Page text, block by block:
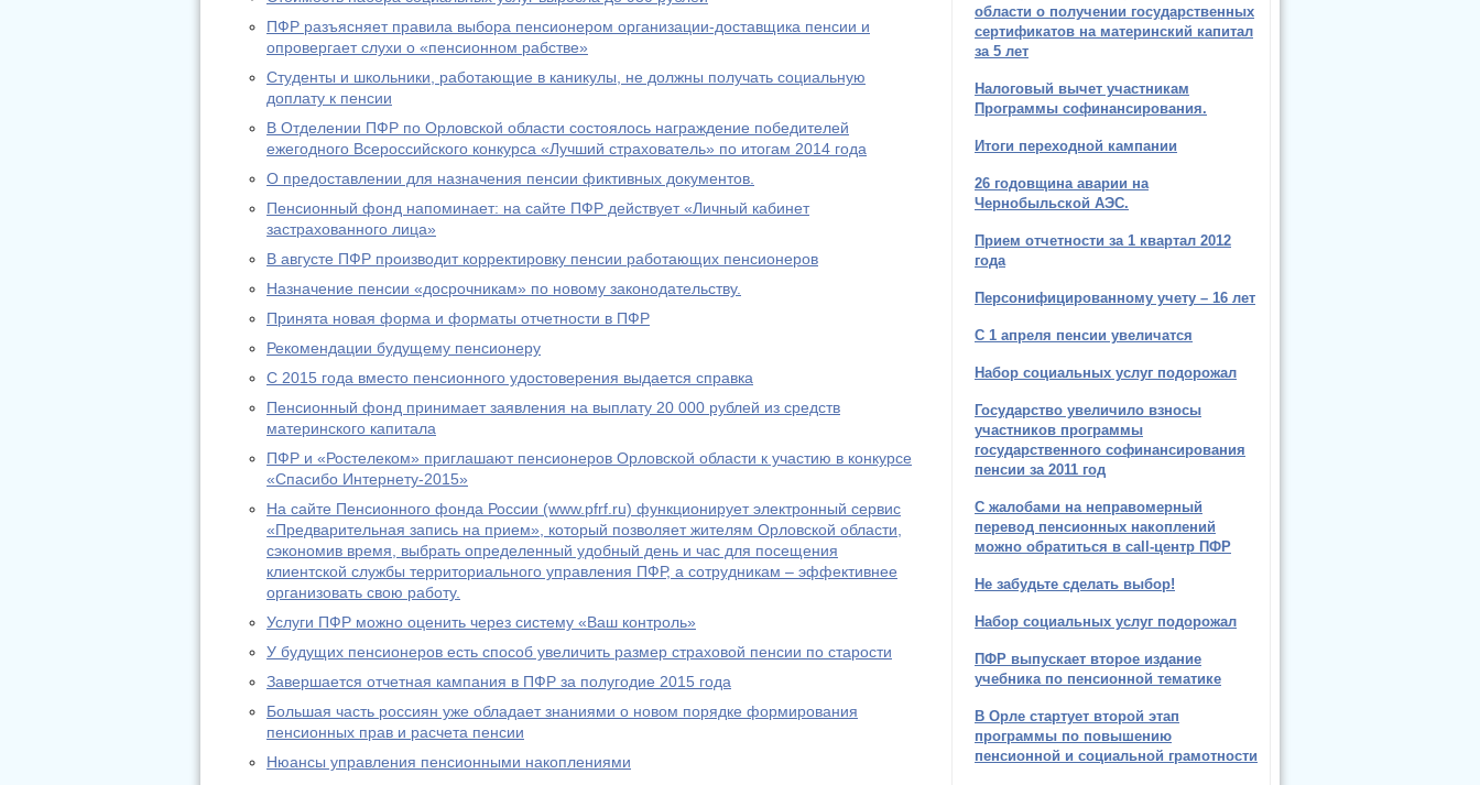
ПФР разъясняет правила выбора пенсионером организации-доставщика пенсии и
опровергает слухи о «пенсионном рабстве»
Студенты и школьники, работающие в каникулы, не должны получать социальную
доплату к пенсии
В Отделении ПФР по Орловской области состоялось награждение победителей
ежегодного Всероссийского конкурса «Лучший страхователь» по итогам 2014 года
О предоставлении для назначения пенсии фиктивных документов.
Пенсионный фонд напоминает: на сайте ПФР действует «Личный кабинет
застрахованного лица»
В августе ПФР производит корректировку пенсии работающих пенсионеров
Назначение пенсии «досрочникам» по новому законодательству.
Принята новая форма и форматы отчетности в ПФР
Рекомендации будущему пенсионеру
С 2015 года вместо пенсионного удостоверения выдается справка
Пенсионный фонд принимает заявления на выплату 20 000 рублей из средств
материнского капитала
ПФР и «Ростелеком» приглашают пенсионеров Орловской области к участию в конкурсе
«Спасибо Интернету-2015»
На сайте Пенсионного фонда России (www.pfrf.ru) функционирует электронный сервис
«Предварительная запись на прием», который позволяет жителям Орловской области,
сэкономив время, выбрать определенный удобный день и час для посещения
клиентской службы территориального управления ПФР, а сотрудникам – эффективнее
организовать свою работу.
Услуги ПФР можно оценить через систему «Ваш контроль»
У будущих пенсионеров есть способ увеличить размер страховой пенсии по старости
Завершается отчетная кампания в ПФР за полугодие 2015 года
Большая часть россиян уже обладает знаниями о новом порядке формирования
пенсионных прав и расчета пенсии
Нюансы управления пенсионными накоплениями
области о получении государственных
сертификатов на материнский капитал
за 5 лет
Налоговый вычет участникам
Программы софинансирования.
Итоги переходной кампании
26 годовщина аварии на
Чернобыльской АЭС.
Прием отчетности за 1 квартал 2012
года
Персонифицированному учету – 16 лет
С 1 апреля пенсии увеличатся
Набор социальных услуг подорожал
Государство увеличило взносы
участников программы
государственного софинансирования
пенсии за 2011 год
С жалобами на неправомерный
перевод пенсионных накоплений
можно обратиться в call-центр ПФР
Не забудьте сделать выбор!
Набор социальных услуг подорожал
ПФР выпускает второе издание
учебника по пенсионной тематике
В Орле стартует второй этап
программы по повышению
пенсионной и социальной грамотности